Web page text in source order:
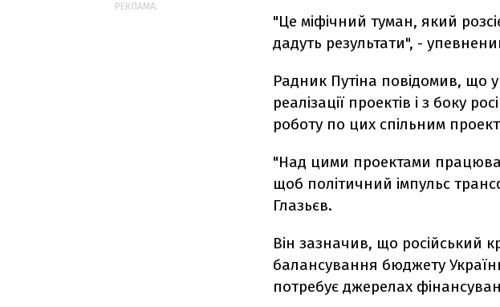
"Це міфічний туман, який
дадуть результати", -
Радник Путіна повідомив, що
реалізації проектів і з боку
роботу по цих спільним
"Над цими проектами
щоб політичний імпульс
Глазьєв.
Він зазначив, що російський
балансування бюджету
потребує джерелах
РЕКЛАМА: